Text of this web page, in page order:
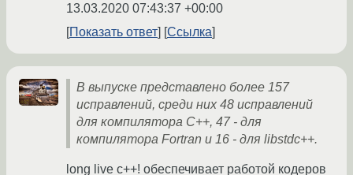
13.03.2020 07:43:37 +00:00
Показать ответ
Ссылка
В выпуске представлено более 157
исправлений, среди них 48 исправлений
для компилятора C++, 47 - для
компилятора Fortran и 16 - для libstdc++.
long live c++! обеспечивает работой кодеров